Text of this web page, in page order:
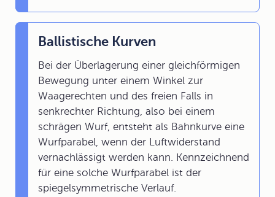
Ballistische Kurven
Bei der Überlagerung einer gleichförmigen
Bewegung unter einem Winkel zur
Waagerechten und des freien Falls in
senkrechter Richtung, also bei einem
schrägen Wurf, entsteht als Bahnkurve eine
Wurfparabel, wenn der Luftwiderstand
vernachlässigt werden kann. Kennzeichnend
für eine solche Wurfparabel ist der
spiegelsymmetrische Verlauf.